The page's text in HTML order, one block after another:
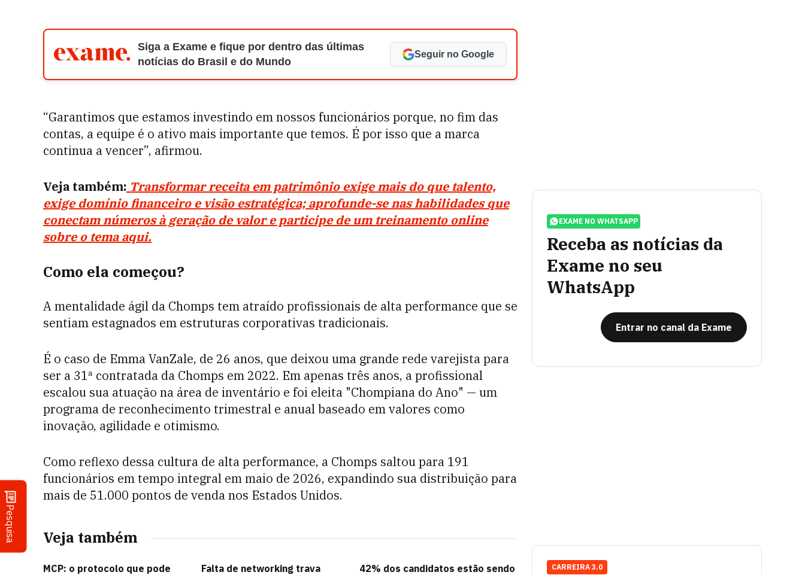
Pesquisa
Siga a Exame e fique por dentro das últimas
notícias do Brasil e do Mundo
Seguir no Google
“Garantimos que estamos investindo em nossos funcionários porque, no fim das
contas, a equipe é o ativo mais importante que temos. É por isso que a marca
continua a vencer”, afirmou.
Veja também: Transformar receita em patrimônio exige mais do que talento,
exige domínio financeiro e visão estratégica; aprofunde-se nas habilidades que
conectam números à geração de valor e participe de um treinamento online
sobre o tema aqui.
Como ela começou?
A mentalidade ágil da Chomps tem atraído profissionais de alta performance que se
sentiam estagnados em estruturas corporativas tradicionais.
É o caso de Emma VanZale, de 26 anos, que deixou uma grande rede varejista para
ser a 31ª contratada da Chomps em 2022. Em apenas três anos, a profissional
escalou sua atuação na área de inventário e foi eleita "Chompiana do Ano" — um
programa de reconhecimento trimestral e anual baseado em valores como
inovação, agilidade e otimismo.
Como reflexo dessa cultura de alta performance, a Chomps saltou para 191
funcionários em tempo integral em maio de 2026, expandindo sua distribuição para
mais de 51.000 pontos de venda nos Estados Unidos.
Veja também
MCP: o protocolo que pode
Falta de networking trava
42% dos candidatos estão sendo
EXAME NO WHATSAPP
Receba as notícias da
Exame no seu
WhatsApp
Entrar no canal da Exame
CARREIRA 3.0